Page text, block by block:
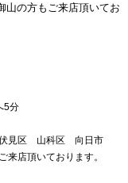
山の方もご来店頂いてお
5分
見区 山科区 向日市
頂いております。